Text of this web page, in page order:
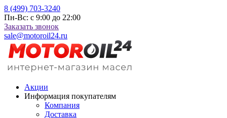
8 (499) 703-3240
Пн-Вс: с 9:00 до 22:00
Заказать звонок
sale@motoroil24.ru
Акции
Информация покупателям
Компания
Доставка